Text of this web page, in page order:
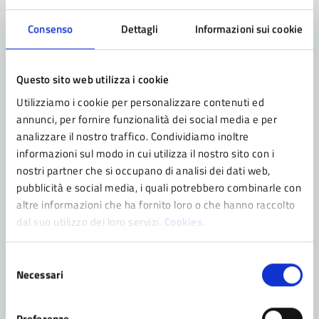
Consenso Dettagli Informazioni sui cookie
Questo sito web utilizza i cookie
Utilizziamo i cookie per personalizzare contenuti ed
annunci, per fornire funzionalità dei social media e per
analizzare il nostro traffico. Condividiamo inoltre
informazioni sul modo in cui utilizza il nostro sito con i
nostri partner che si occupano di analisi dei dati web,
pubblicità e social media, i quali potrebbero combinarle con
altre informazioni che ha fornito loro o che hanno raccolto
dal suo utilizzo dei loro servizi. Cookies.
delNecessari
Canone.
Categoria:
NOTIZIA07/07/2026
Contributi centri estivi 2026
Avviso per la formazione di una graduatoria per
l’assegnazione di contributi a copertura del costo di
frequenza ai centri estivi per bambine/i ragazze/i da 3
ai 13 anni e con disabilità certificata ai sensi della
legge n.104/1992 e 102/2009 dai 3 ai 17 anni Il
Comune di Pavullo nel Frignano, assieme ai Comuni del
Distretto del […]
NOTIZIA30/06/2026